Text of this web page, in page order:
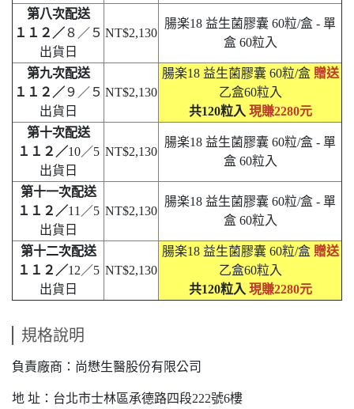
第八次配送
１１２／ ８／５
出貨日
NT$2,130
腸楽18 益生菌膠囊 60粒/盒 - 單
盒 60粒入
第九次配送
１１２／ ９／５
出貨日
NT$2,130
腸楽18 益生菌膠囊 60粒/盒 贈送
乙盒60粒入
共120粒入 現賺2280元
第十次配送
１１２／10／5
出貨日
NT$2,130
腸楽18 益生菌膠囊 60粒/盒 - 單
盒 60粒入
第十一次配送
１１２／11／5
出貨日
NT$2,130
腸楽18 益生菌膠囊 60粒/盒 - 單
盒 60粒入
第十二次配送
１１２／12／5
出貨日
NT$2,130
腸楽18 益生菌膠囊 60粒/盒 贈送
乙盒60粒入
共120粒入 現賺2280元
規格說明
負責廠商：尚懋生醫股份有限公司
地 址：台北市士林區承德路四段222號6樓